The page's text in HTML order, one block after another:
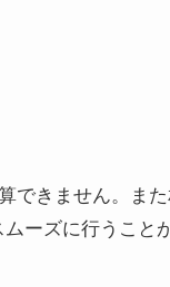
できません。ま
ーズに行うこと